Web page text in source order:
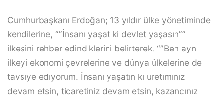
Cumhurbaşkanı Erdoğan; 13 yıldır ülke yönetiminde
kendilerine, “”İnsanı yaşat ki devlet yaşasın””
ilkesini rehber edindiklerini belirterek, “”Ben aynı
ilkeyi ekonomi çevrelerine ve dünya ülkelerine de
tavsiye ediyorum. İnsanı yaşatın ki üretiminiz
devam etsin, ticaretiniz devam etsin, kazancınız